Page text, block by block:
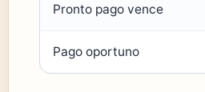
Pronto pago vence
Pago oportuno